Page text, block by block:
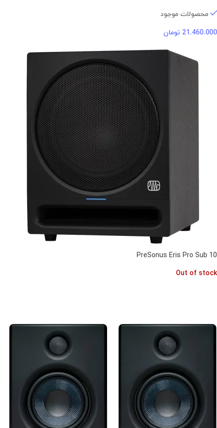
محصولات موجود
21.460.000 تومان
PreSonus Eris Pro Sub 10
Out of stock